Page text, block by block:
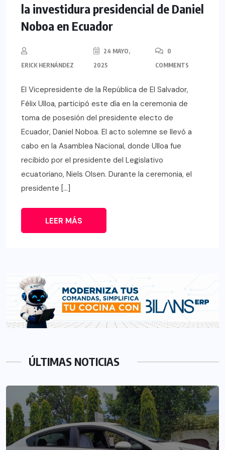
la investidura presidencial de Daniel
Noboa en Ecuador
ERICK HERNÁNDEZ
24 MAYO,
2025
0
COMMENTS
El Vicepresidente de la República de El Salvador,
Félix Ulloa, participó este día en la ceremonia de
toma de posesión del presidente electo de
Ecuador, Daniel Noboa. El acto solemne se llevó a
cabo en la Asamblea Nacional, donde Ulloa fue
recibido por el presidente del Legislativo
ecuatoriano, Niels Olsen. Durante la ceremonia, el
presidente […]
LEER MÁS
ÚLTIMAS NOTICIAS